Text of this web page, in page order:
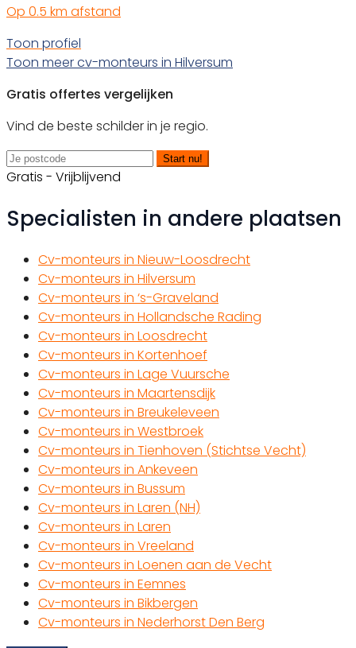
Op 0.5 km afstand
Toon profiel
Toon meer cv-monteurs in Hilversum
Gratis offertes vergelijken
Vind de beste schilder in je regio.
Start nu!
Gratis - Vrijblijvend
Specialisten in andere plaatsen
Cv-monteurs in Nieuw-Loosdrecht
Cv-monteurs in Hilversum
Cv-monteurs in ‘s-Graveland
Cv-monteurs in Hollandsche Rading
Cv-monteurs in Loosdrecht
Cv-monteurs in Kortenhoef
Cv-monteurs in Lage Vuursche
Cv-monteurs in Maartensdijk
Cv-monteurs in Breukeleveen
Cv-monteurs in Westbroek
Cv-monteurs in Tienhoven (Stichtse Vecht)
Cv-monteurs in Ankeveen
Cv-monteurs in Bussum
Cv-monteurs in Laren (NH)
Cv-monteurs in Laren
Cv-monteurs in Vreeland
Cv-monteurs in Loenen aan de Vecht
Cv-monteurs in Eemnes
Cv-monteurs in Bikbergen
Cv-monteurs in Nederhorst Den Berg